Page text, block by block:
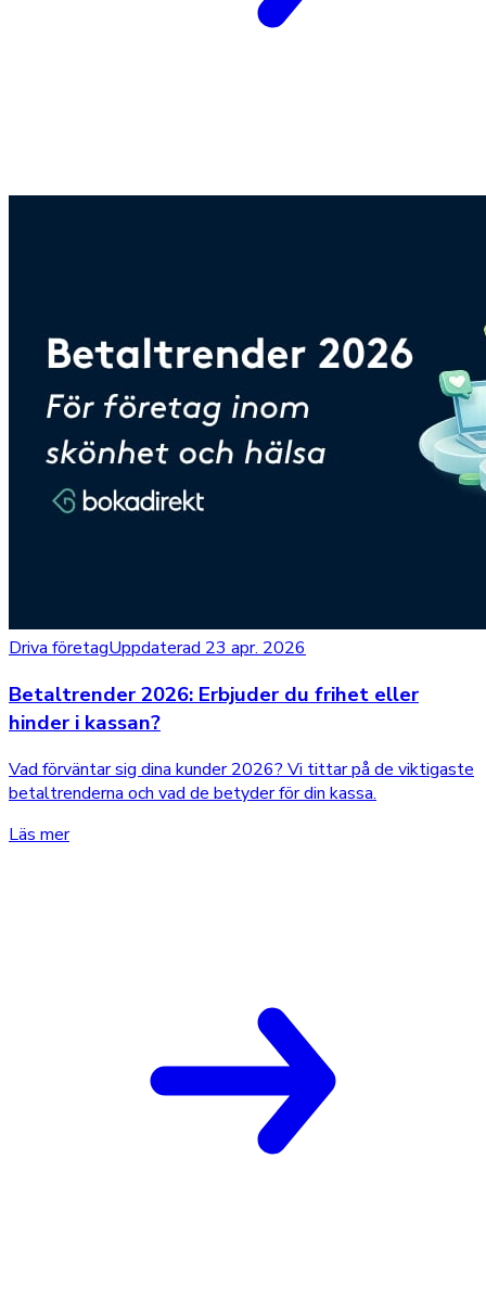
Driva företagUppdaterad 23 apr. 2026
Betaltrender 2026: Erbjuder du frihet eller
hinder i kassan?
Vad förväntar sig dina kunder 2026? Vi tittar på de viktigaste
betaltrenderna och vad de betyder för din kassa.
Läs mer